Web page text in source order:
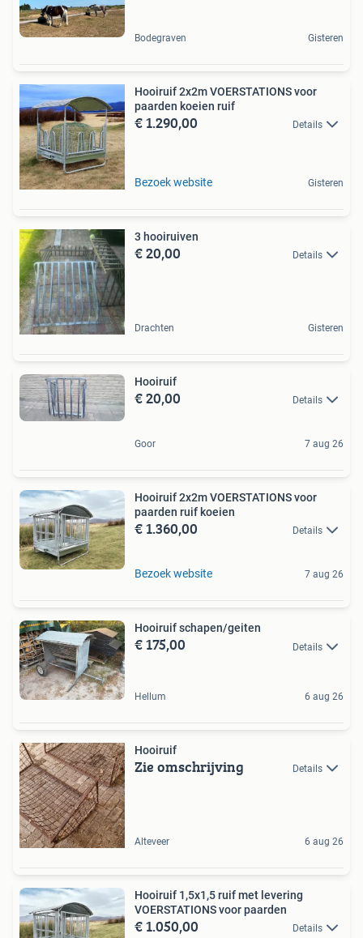
Bodegraven Gisteren
Hooiruif 2x2m VOERSTATIONS voor
paarden koeien ruif
€ 1.290,00 Details
Bezoek website Gisteren
3 hooiruiven
€ 20,00 Details
Drachten Gisteren
Hooiruif
€ 20,00 Details
Goor 7 aug 26
Hooiruif 2x2m VOERSTATIONS voor
paarden ruif koeien
€ 1.360,00 Details
Bezoek website 7 aug 26
Hooiruif schapen/geiten
€ 175,00 Details
Hellum 6 aug 26
Hooiruif
Zie omschrijving Details
Alteveer 6 aug 26
Hooiruif 1,5x1,5 ruif met levering
VOERSTATIONS voor paarden
€ 1.050,00 Details